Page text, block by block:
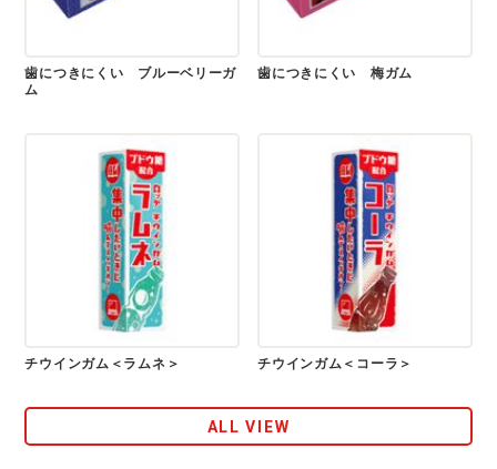
歯につきにくい ブルーベリーガ
ム
歯につきにくい 梅ガム
チウインガム＜ラムネ＞ チウインガム＜コーラ＞
ALL VIEW